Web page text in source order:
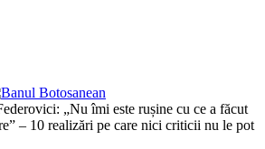
„Nu îmi este rușine cu ce a făcut
– 10 realizări pe care nici criticii nu le pot